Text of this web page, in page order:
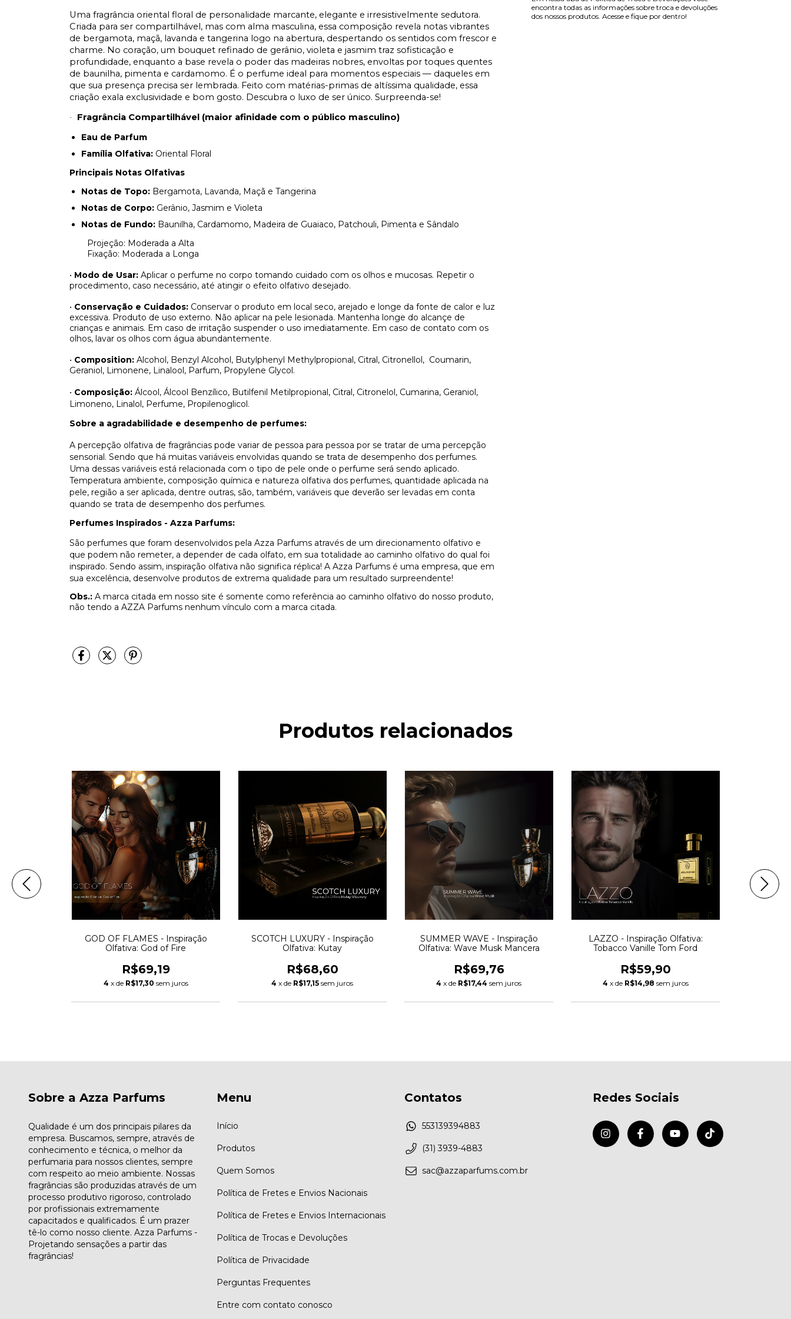
Uma fragrância oriental floral de personalidade marcante, elegante e irresistivelmente sedutora.
Criada para ser compartilhável, mas com alma masculina, essa composição revela notas vibrantes
de bergamota, maçã, lavanda e tangerina logo na abertura, despertando os sentidos com frescor e
charme. No coração, um bouquet refinado de gerânio, violeta e jasmim traz sofisticação e
profundidade, enquanto a base revela o poder das madeiras nobres, envoltas por toques quentes
de baunilha, pimenta e cardamomo. É o perfume ideal para momentos especiais — daqueles em
que sua presença precisa ser lembrada. Feito com matérias-primas de altíssima qualidade, essa
criação exala exclusividade e bom gosto. Descubra o luxo de ser único. Surpreenda-se!
·
Fragrância Compartilhável (maior afinidade com o público masculino)
Eau de Parfum
Família Olfativa: Oriental Floral
Principais Notas Olfativas
Notas de Topo: Bergamota, Lavanda, Maçã e Tangerina
Notas de Corpo: Gerânio, Jasmim e Violeta
Notas de Fundo: Baunilha, Cardamomo, Madeira de Guaiaco, Patchouli, Pimenta e Sândalo
Projeção: Moderada a Alta
Fixação: Moderada a Longa
• Modo de Usar: Aplicar o perfume no corpo tomando cuidado com os olhos e mucosas. Repetir o
procedimento, caso necessário, até atingir o efeito olfativo desejado.
• Conservação e Cuidados: Conservar o produto em local seco, arejado e longe da fonte de calor e luz
excessiva. Produto de uso externo. Não aplicar na pele lesionada. Mantenha longe do alcançe de
crianças e animais. Em caso de irritação suspender o uso imediatamente. Em caso de contato com os
olhos, lavar os olhos com água abundantemente.
• Composition: Alcohol, Benzyl Alcohol, Butylphenyl Methylpropional, Citral, Citronellol, Coumarin,
Geraniol, Limonene, Linalool, Parfum, Propylene Glycol.
• Composição: Álcool, Álcool Benzílico, Butilfenil Metilpropional, Citral, Citronelol, Cumarina, Geraniol,
Limoneno, Linalol, Perfume, Propilenoglicol.
Sobre a agradabilidade e desempenho de perfumes:
A percepção olfativa de fragrâncias pode variar de pessoa para pessoa por se tratar de uma percepção
sensorial. Sendo que há muitas variáveis envolvidas quando se trata de desempenho dos perfumes.
Uma dessas variáveis está relacionada com o tipo de pele onde o perfume será sendo aplicado.
Temperatura ambiente, composição química e natureza olfativa dos perfumes, quantidade aplicada na
pele, região a ser aplicada, dentre outras, são, também, variáveis que deverão ser levadas em conta
quando se trata de desempenho dos perfumes.
Perfumes Inspirados - Azza Parfums:
São perfumes que foram desenvolvidos pela Azza Parfums através de um direcionamento olfativo e
que podem não remeter, a depender de cada olfato, em sua totalidade ao caminho olfativo do qual foi
inspirado. Sendo assim, inspiração olfativa não significa réplica! A Azza Parfums é uma empresa, que em
sua excelência, desenvolve produtos de extrema qualidade para um resultado surpreendente!
Obs.: A marca citada em nosso site é somente como referência ao caminho olfativo do nosso produto,
não tendo a AZZA Parfums nenhum vínculo com a marca citada.
encontra todas as informações sobre troca e devoluções
dos nossos produtos. Acesse e fique por dentro!
Produtos relacionados
GOD OF FLAMES - Inspiração
Olfativa: God of Fire
R$69,19
4 x de R$17,30 sem juros
SCOTCH LUXURY - Inspiração
Olfativa: Kutay
R$68,60
4 x de R$17,15 sem juros
SUMMER WAVE - Inspiração
Olfativa: Wave Musk Mancera
R$69,76
4 x de R$17,44 sem juros
LAZZO - Inspiração Olfativa:
Tobacco Vanille Tom Ford
R$59,90
4 x de R$14,98 sem juros
Sobre a Azza Parfums
Qualidade é um dos principais pilares da
empresa. Buscamos, sempre, através de
conhecimento e técnica, o melhor da
perfumaria para nossos clientes, sempre
com respeito ao meio ambiente. Nossas
fragrâncias são produzidas através de um
processo produtivo rigoroso, controlado
por profissionais extremamente
capacitados e qualificados. É um prazer
tê-lo como nosso cliente. Azza Parfums -
Projetando sensações a partir das
fragrâncias!
Menu
Início
Produtos
Quem Somos
Política de Fretes e Envios Nacionais
Política de Fretes e Envios Internacionais
Política de Trocas e Devoluções
Política de Privacidade
Perguntas Frequentes
Entre com contato conosco
Contatos
553139394883
(31) 3939-4883
sac@azzaparfums.com.br
Redes Sociais